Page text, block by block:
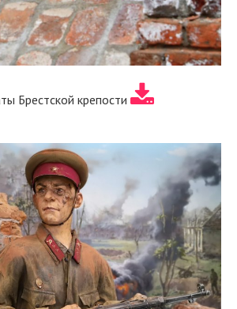
Брестской крепости